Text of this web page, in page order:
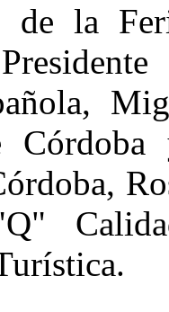
de la